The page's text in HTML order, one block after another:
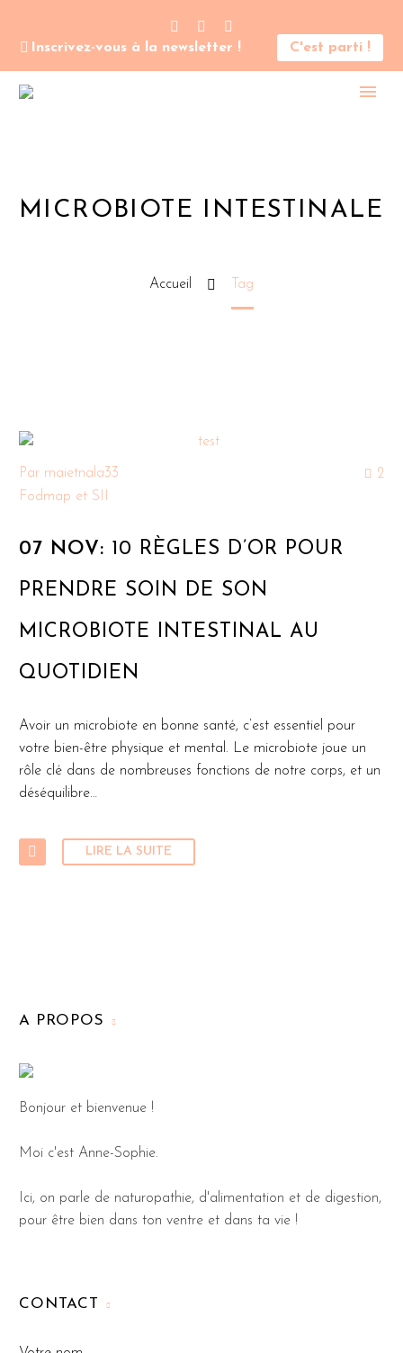
Inscrivez-vous à la newsletter ! C'est parti !
MICROBIOTE INTESTINALE
Accueil Tag
2
Par maietnala33
Fodmap et SII
07 NOV: 10 RÈGLES D’OR POUR
PRENDRE SOIN DE SON
MICROBIOTE INTESTINAL AU
QUOTIDIEN
Avoir un microbiote en bonne santé, c’est essentiel pour
votre bien-être physique et mental. Le microbiote joue un
rôle clé dans de nombreuses fonctions de notre corps, et un
déséquilibre…
LIRE LA SUITE
A PROPOS
Bonjour et bienvenue !
Moi c'est Anne-Sophie.
Ici, on parle de naturopathie, d'alimentation et de digestion,
pour être bien dans ton ventre et dans ta vie !
CONTACT